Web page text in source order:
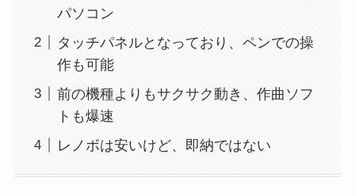
パソコン
タッチパネルとなっており、ペンでの操
作も可能
前の機種よりもサクサク動き、作曲ソフ
トも爆速
レノボは安いけど、即納ではない